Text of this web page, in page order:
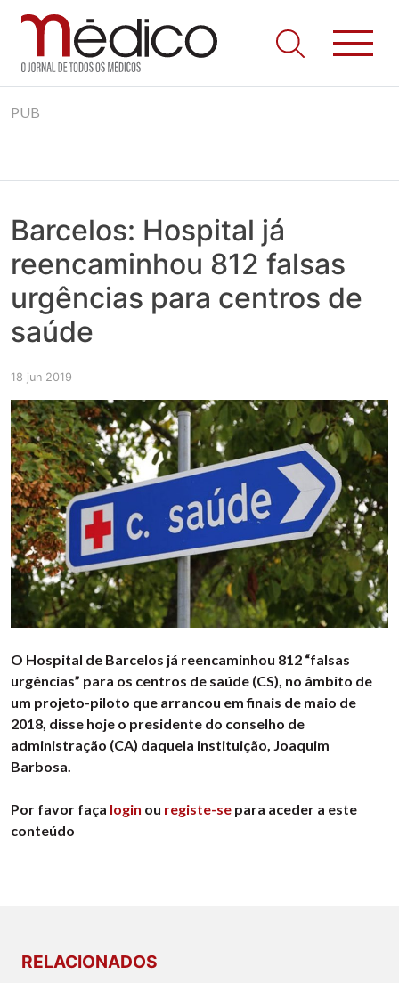
to
Jornal Médico
Médico – O Jornal de Todos os Médicos. Onde as notícias
realmente contam! Tudo o que se passa na Saúde!
PUB
Barcelos: Hospital já
reencaminhou 812 falsas
urgências para centros de
saúde
18 jun 2019
O Hospital de Barcelos já reencaminhou 812 “falsas
urgências” para os centros de saúde (CS), no âmbito de
um projeto-piloto que arrancou em finais de maio de
2018, disse hoje o presidente do conselho de
administração (CA) daquela instituição, Joaquim
Barbosa.
Por favor faça login ou registe-se para aceder a este
conteúdo
RELACIONADOS